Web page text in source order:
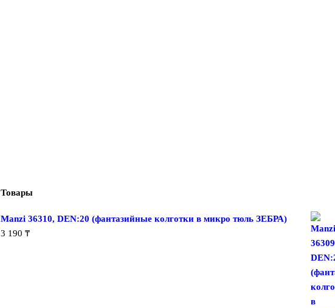
Товары
Manzi 36310, DEN:20 (фантазийные колготки в микро тюль ЗЕБРА)
3 190 ₸